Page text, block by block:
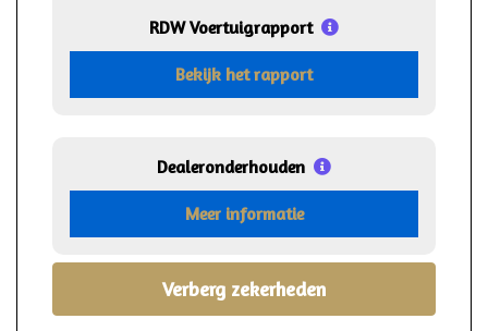
RDW Voertuigrapport
Bekijk het rapport
Dealeronderhouden
Meer informatie
Verberg zekerheden